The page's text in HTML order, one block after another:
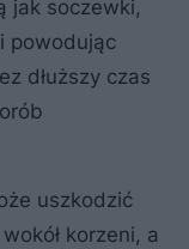
jak soczewki,
powodując
dłuższy czas
uszkodzić
korzeni, a